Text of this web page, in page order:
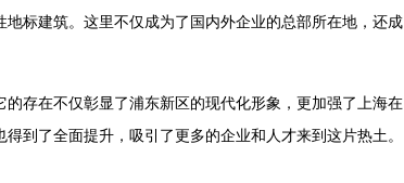
标建筑。这里不仅成为了国内外企业的总部所在地，还成
存在不仅彰显了浦东新区的现代化形象，更加强了上海在
到了全面提升，吸引了更多的企业和人才来到这片热土。